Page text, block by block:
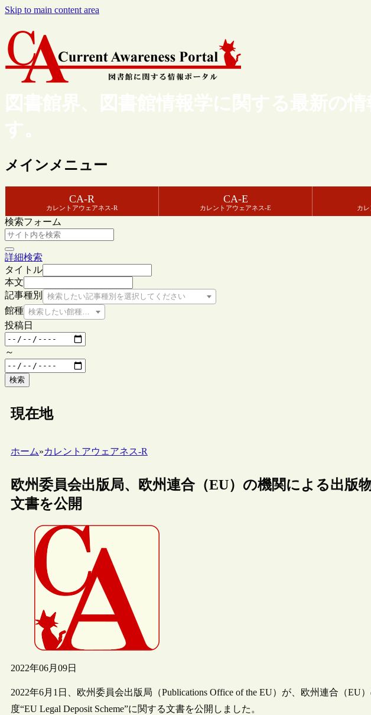
Skip to main content area
図書館界、図書館情報学に関する最新の
す。
メインメニュー
CA-R
カレントアウェアネス-R
CA-E
カレントアウェアネス-E カ
検索フォーム
詳細検索
タイトル
本文
記事種別
検索したい記事種別を選択してください
館種 検索したい館種を選択してください
投稿日
～
検索
現在地
ホーム»カレントアウェアネス-R
欧州委員会出版局、欧州連合（EU）の機関による出版
文書を公開
2022年06月09日
2022年6月1日、欧州委員会出版局（Publications Office of the EU）が、欧州連合（EU
度“EU Legal Deposit Scheme”に関する文書を公開しました。